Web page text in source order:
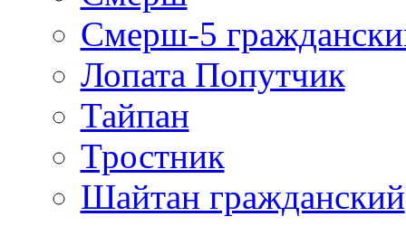
Смерш-5
Лопата Попутчик
Тайпан
Тростник
Шайтан гражданский